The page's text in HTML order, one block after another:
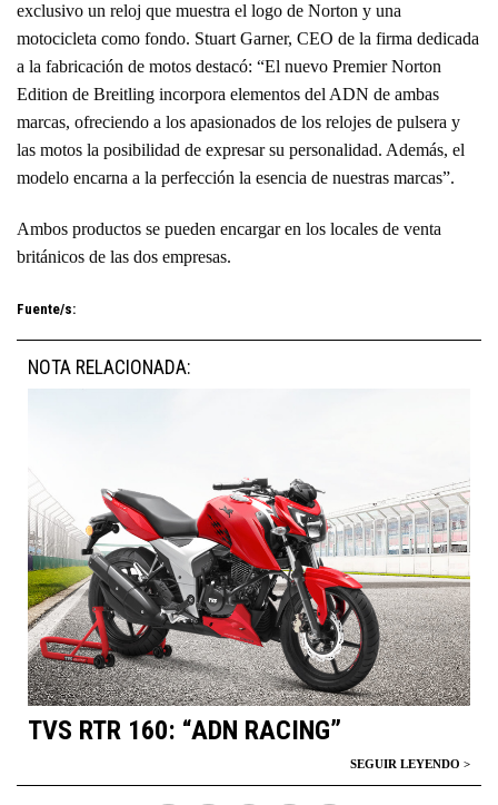
exclusivo un reloj que muestra el logo de Norton y una
motocicleta como fondo. Stuart Garner, CEO de la firma dedicada
a la fabricación de motos destacó: “El nuevo Premier Norton
Edition de Breitling incorpora elementos del ADN de ambas
marcas, ofreciendo a los apasionados de los relojes de pulsera y
las motos la posibilidad de expresar su personalidad. Además, el
modelo encarna a la perfección la esencia de nuestras marcas”.
Ambos productos se pueden encargar en los locales de venta
británicos de las dos empresas.
Fuente/s:
NOTA RELACIONADA:
TVS RTR 160: “ADN RACING”